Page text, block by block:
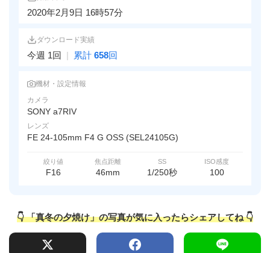
2020年2月9日 16時57分
ダウンロード実績
今週 1回 | 累計 658回
機材・設定情報
カメラ
SONY a7RIV
レンズ
FE 24-105mm F4 G OSS (SEL24105G)
絞り値
F16
焦点距離
46mm
SS
1/250秒
ISO感度
100
👇 「真冬の夕焼け」の写真が気に入ったらシェアしてね 👇